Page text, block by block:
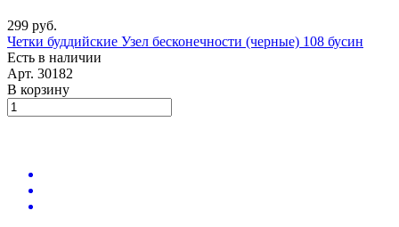
299 руб.
Четки буддийские Узел бесконечности (черные) 108 бусин
Есть в наличии
Арт. 30182
В корзину